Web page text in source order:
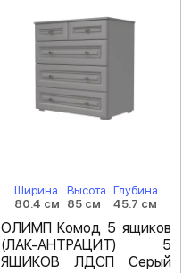
Ширина
80.4 см
Высота
85 см
Глубина
45.7 см
ОЛИМП Комод 5 ящиков
(ЛАК-АНТРАЦИТ) 5
ЯЩИКОВ ЛДСП Серый